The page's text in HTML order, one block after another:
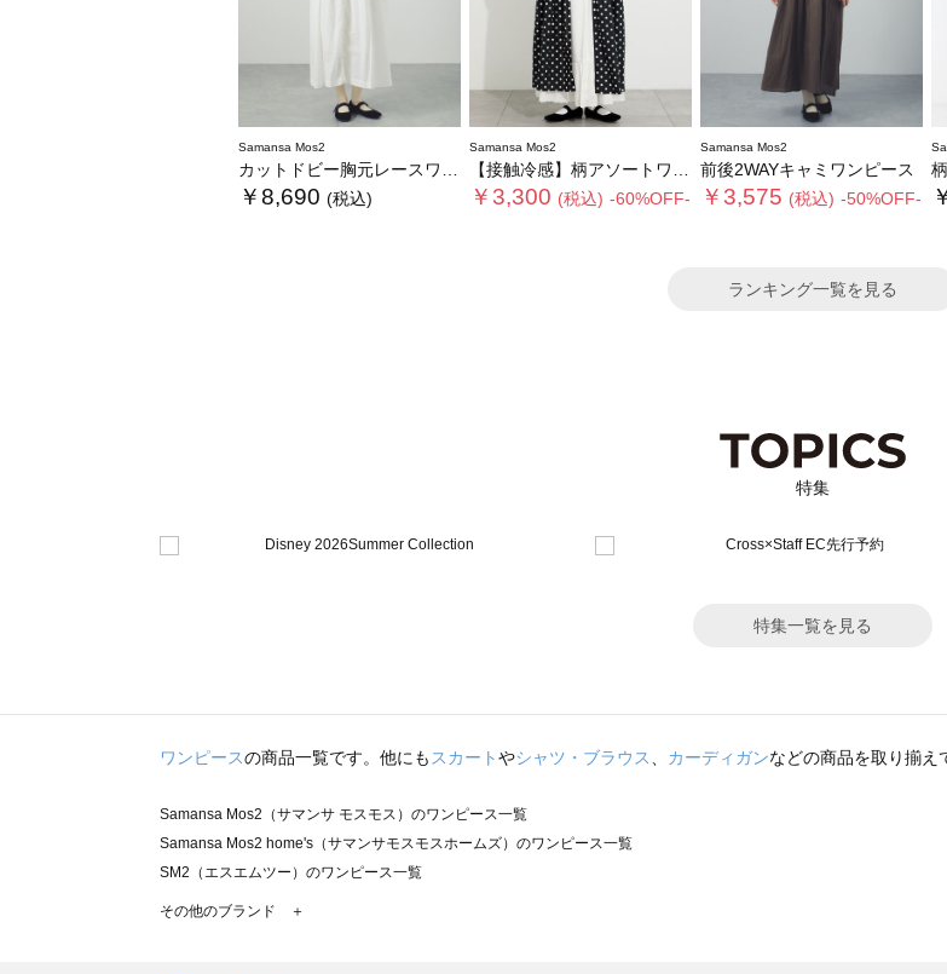
Samansa Mos2
カットドビー胸元レースワンピース
￥8,690 (税込)
Samansa Mos2
【接触冷感】柄アソートワンピース《限定カラーあり》
￥3,300 (税込) -60%OFF-
Samansa Mos2
前後2WAYキャミワンピース
￥3,575 (税込) -50%OFF-
柄
ランキング一覧を見る
特集
特集一覧を見る
ワンピースの商品一覧です。他にもスカートやシャツ・ブラウス、 カーディガンなどの商品を取り揃え
Samansa Mos2（サマンサ モスモス）のワンピース一覧
Samansa Mos2 home's（サマンサモスモスホームズ）のワンピース一覧
SM2（エスエムツー）のワンピース一覧
TSUHARU by Samansa Mos2（ツハルバイサマンサモスモス）のワンピース一覧
その他のブランド ＋